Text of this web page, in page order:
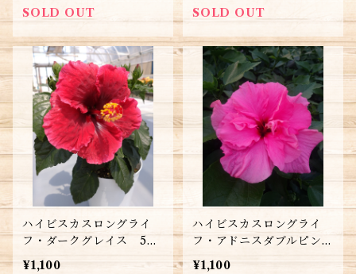
SOLD OUT
SOLD OUT
ハイビスカスロングライ
フ・ダークグレイス 5号
鉢 送料別
¥1,100
ハイビスカスロングライ
フ・アドニスダブルピンク
5号鉢 送料別
¥1,100